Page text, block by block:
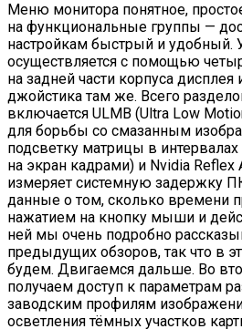
Меню монитора понятное,
на функциональные группы —
настройкам быстрый и удобный.
осуществляется с помощью
на задней части корпуса дисплея
джойстика там же. Всего
включается ULMB (Ultra Low
для борьбы со смазанным
подсветку матрицы в
на экран кадрами) и Nvidia Reflex
измеряет системную задержку
данные о том, сколько времени
нажатием на кнопку мыши и
ней мы очень подробно
предыдущих обзоров, так что в
будем. Двигаемся дальше. Во
получаем доступ к параметрам
заводским профилям
осветления тёмных участков